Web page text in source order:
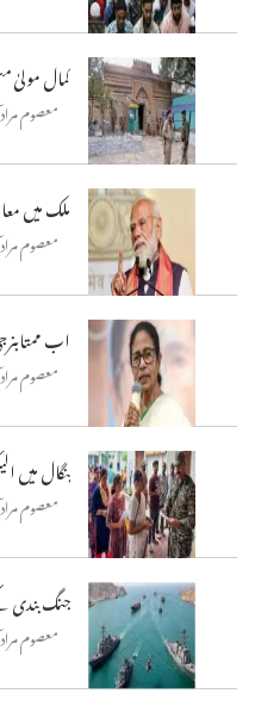
کمال مولیٰ
معصوم
ملک میں
معصوم
اب
معصوم
بنگال میں
معصوم
جنگ بندی
معصوم